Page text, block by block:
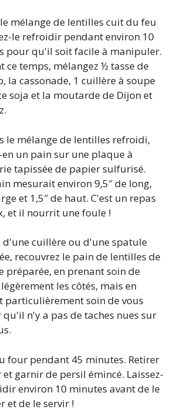
mélange de lentilles cuit du feu
le refroidir pendant environ 10
pour qu'il soit facile à manipuler.
ce temps, mélangez ½ tasse de
la cassonade, 1 cuillère à soupe
soja et la moutarde de Dijon et
le mélange de lentilles refroidi,
un pain sur une plaque à
tapissée de papier sulfurisé.
mesurait environ 9,5″ de long,
et 1,5″ de haut. C'est un repas
et il nourrit une foule !
d'une cuillère ou d'une spatule
recouvrez le pain de lentilles de
préparée, en prenant soin de
les côtés, mais en
particulièrement soin de vous
qu'il n'y a pas de taches nues sur
four pendant 45 minutes. Retirer
garnir de persil émincé. Laissez-
environ 10 minutes avant de le
et de le servir !